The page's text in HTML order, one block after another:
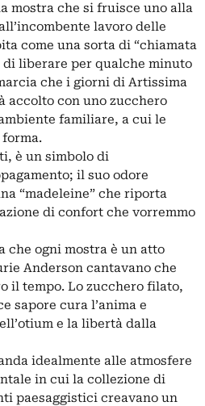
mostra che si fruisce uno alla
lavoro delle
come una sorta di “chiamata
di liberare per qualche minuto
che i giorni di Artissima
accolto con uno zucchero
familiare, a cui le
forma.
è un simbolo di
il suo odore
“madeleine” che riporta
di confort che vorremmo
che ogni mostra è un atto
Anderson cantavano che
il tempo. Lo zucchero filato,
sapore cura l’anima e
e la libertà dalla
idealmente alle atmosfere
in cui la collezione di
paesaggistici creavano un